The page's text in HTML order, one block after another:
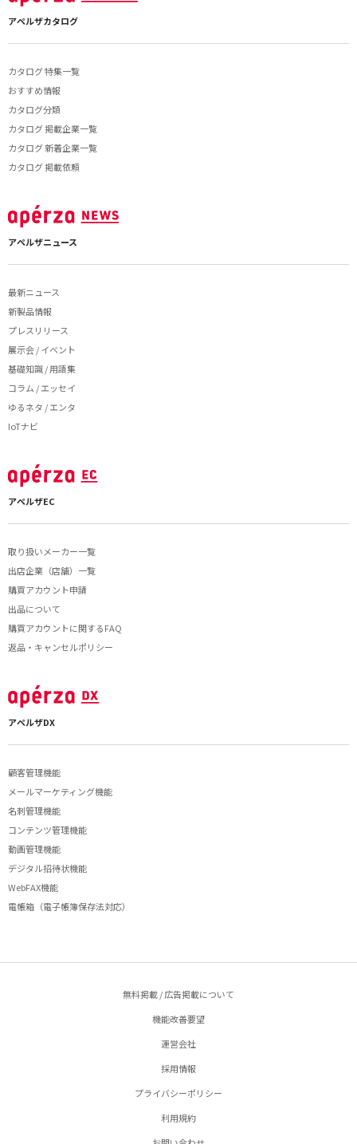
アペルザカタログ
カタログ 特集一覧
おすすめ情報
カタログ分類
カタログ 掲載企業一覧
カタログ 新着企業一覧
カタログ 掲載依頼
アペルザニュース
最新ニュース
新製品情報
プレスリリース
展示会 / イベント
基礎知識 / 用語集
コラム / エッセイ
ゆるネタ / エンタ
IoTナビ
アペルザEC
取り扱いメーカー一覧
出店企業（店舗）一覧
購買アカウント申請
出品について
購買アカウントに関するFAQ
返品・キャンセルポリシー
アペルザDX
顧客管理機能
メールマーケティング機能
名刺管理機能
コンテンツ管理機能
動画管理機能
デジタル招待状機能
WebFAX機能
電帳箱（電子帳簿保存法対応）
無料掲載 / 広告掲載について
機能改善要望
運営会社
採用情報
プライバシーポリシー
利用規約